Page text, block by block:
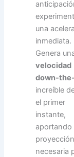
una
inmediata.
Genera
velocidad
down-
increíble
el primer
instante,
aportando
necesaria